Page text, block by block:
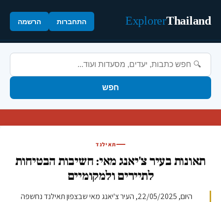
Thailand
Explorer התחברות הרשמה
חפש
תאילנד
תאונות בעיר צ'יאנג מאי: חשיבות הבטיחות
לתיירים ולמקומיים
היום, 22/05/2025, העיר צ'יאנג מאי שבצפון תאילנד נחשפה